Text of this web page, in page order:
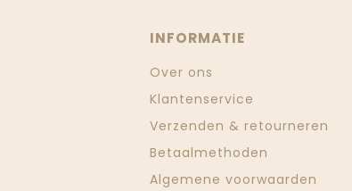
INFORMATIE
Over ons
Klantenservice
Verzenden & retourneren
Betaalmethoden
Algemene voorwaarden